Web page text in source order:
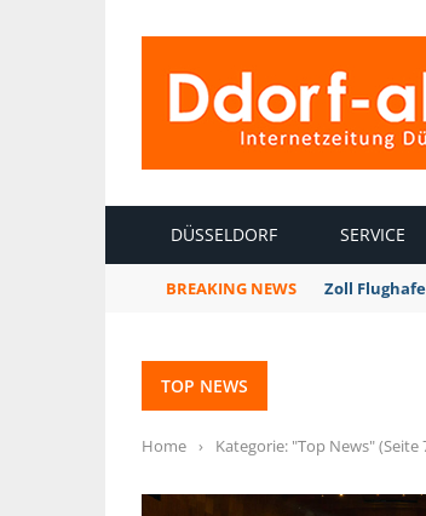
DÜSSELDORF SERVICE
BREAKING NEWS Zoll
TOP NEWS
Home › Kategorie: "Top News"(Seite